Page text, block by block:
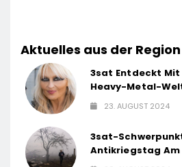
Aktuelles aus der Region
3sat Entdeckt
Heavy-Metal-
23. AUGUST 2024
3sat-
Antikriegstag Am